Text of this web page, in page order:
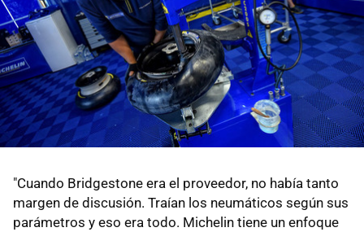
"Cuando Bridgestone era el proveedor, no había tanto
margen de discusión. Traían los neumáticos según sus
parámetros y eso era todo. Michelin tiene un enfoque